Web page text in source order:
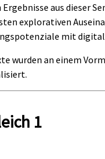
aus dieser
explorativen
mit
wurden an einem
1